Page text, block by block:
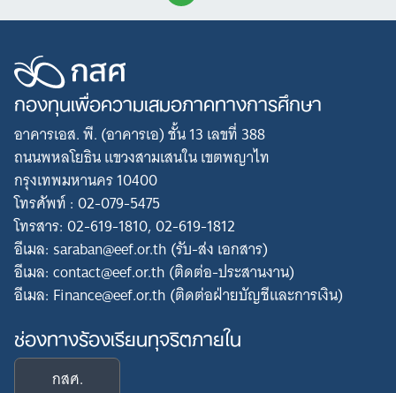
กองทุนเพื่อความเสมอภาคทางการศึกษา
อาคารเอส. พี. (อาคารเอ) ชั้น 13 เลขที่ 388
ถนนพหลโยธิน แขวงสามเสนใน เขตพญาไท
กรุงเทพมหานคร 10400
โทรศัพท์ : 02-079-5475
โทรสาร: 02-619-1810, 02-619-1812
อีเมล: saraban@eef.or.th (รับ-ส่ง เอกสาร)
อีเมล: contact@eef.or.th (ติดต่อ-ประสานงาน)
อีเมล: Finance@eef.or.th (ติดต่อฝ่ายบัญชีและการเงิน)
ช่องทางร้องเรียนทุจริตภายใน
กสศ.